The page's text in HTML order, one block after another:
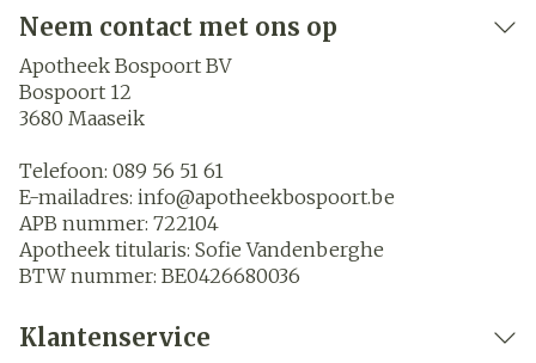
Neem contact met ons op
Apotheek Bospoort BV
Bospoort 12
3680 Maaseik
Telefoon: 089 56 51 61
E-mailadres: info@apotheekbospoort.be
APB nummer: 722104
Apotheek titularis: Sofie Vandenberghe
BTW nummer: BE0426680036
Klantenservice